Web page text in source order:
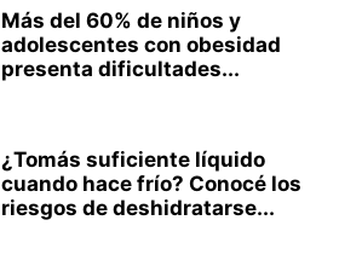
Más del 60% de niños y
adolescentes con obesidad
presenta dificultades...
¿Tomás suficiente líquido
cuando hace frío? Conocé los
riesgos de deshidratarse...